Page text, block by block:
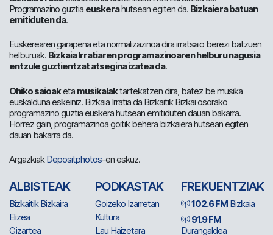
Programazino guztia euskerahutsean egiten da. Bizkaiera batuan
emitiduten da.
Euskerearen garapena eta normalizazinoa dira irratsaio berezi batzuen
helburuak. Bizkaia Irratiaren programazinoaren helburu nagusia
entzule guztientzat atsegina izatea da.
Ohiko saioaketa musikalaktartekatzen dira, batez be musika
euskalduna eskeiniz. Bizkaia Irratia da Bizkaitik Bizkai osorako
programazino guztia euskera hutsean emitiduten dauan bakarra.
Horrez gain, programazinoa goitik behera bizkaiera hutsean egiten
dauan bakarra da.
ArgazkiakDepositphotos-en eskuz.
ALBISTEAK
Bizkaitik Bizkaira
Elizea
Gizartea
PODKASTAK
Goizeko Izarretan
Kultura
Lau Haizetara
FREKUENTZIAK
102.6 FM Bizkaia
91.9 FM
Durangaldea